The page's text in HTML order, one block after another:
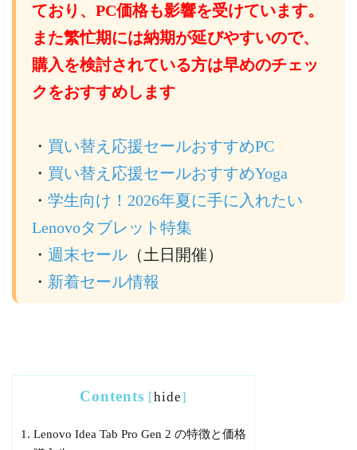
ており、PC価格も影響を受けています。
また繁忙期には納期が延びやすいので、
購入を検討されている方は早めのチェッ
クをおすすめします
・ 買い替え応援セールおすすめPC
・ 買い替え応援セールおすすめYoga
・ 学生向け！2026年夏に手に入れたい
Lenovoタブレット特集
・ 週末セール （土日開催）
・ 新着セール情報
Contents [hide]
1. Lenovo Idea Tab Pro Gen 2 の特徴と価格